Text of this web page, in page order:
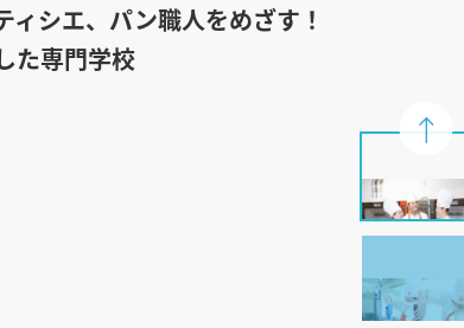
シエ、パン職人をめざす！
た専門学校